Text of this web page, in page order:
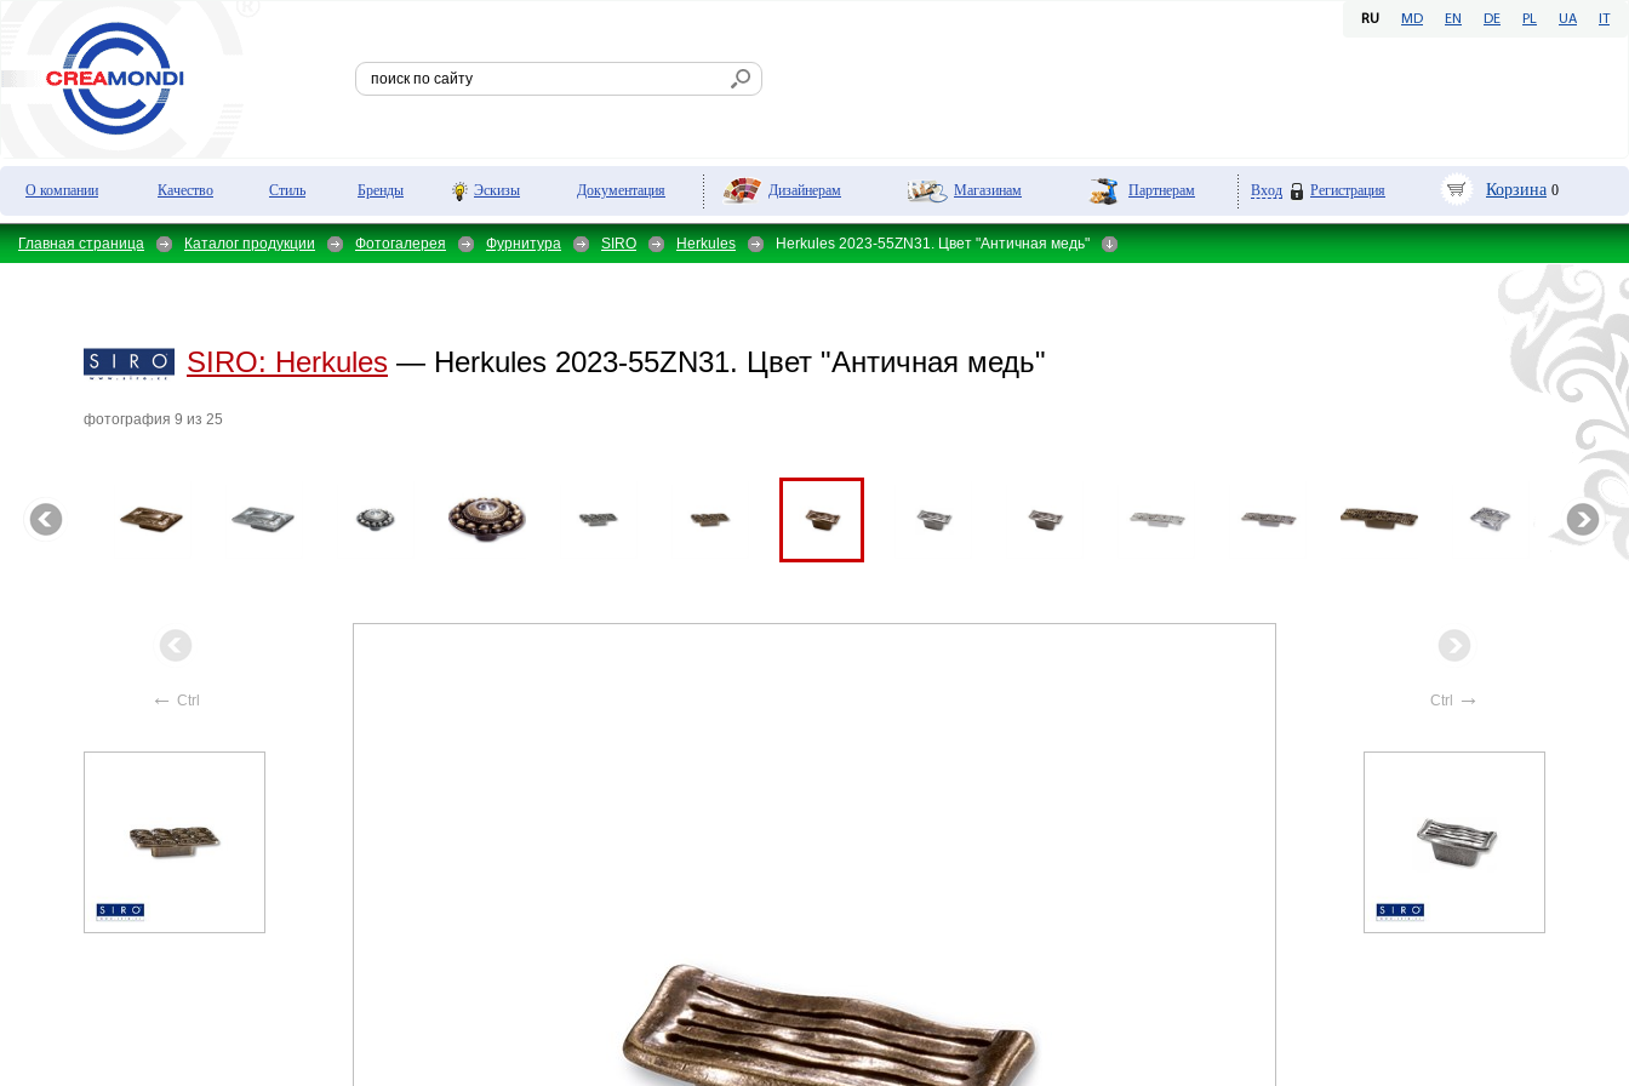
RU MD EN DE PL UA IT
О компании Качество Стиль Бренды Эскизы Документация Дизайнерам Магазинам Партнерам Вход Регистрация Корзина 0
Главная страница Каталог продукции Фотогалерея Фурнитура SIRO Herkules Herkules 2023-55ZN31. Цвет "Античная медь"
SIRO: Herkules — Herkules 2023-55ZN31. Цвет "Античная медь"
фотография 9 из 25
← Ctrl Ctrl →